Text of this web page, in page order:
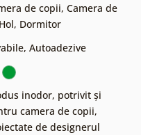
de copii, Camera de
Hol, Dormitor
, Autoadezive
inodor, potrivit și
camera de copii,
de designerul